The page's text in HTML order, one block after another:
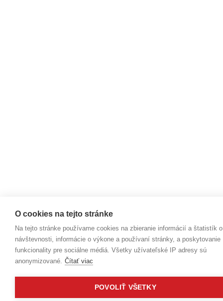
O cookies na tejto stránke
Na tejto stránke používame cookies na zbieranie informácií a štatistík o
návštevnosti, informácie o výkone a používaní stránky, a poskytovanie
funkcionality pre sociálne médiá. Všetky užívateľské IP adresy sú
anonymizované. Čítať viac
POVOLIŤ VŠETKY